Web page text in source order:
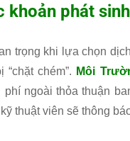
khoản phát sinh
trọng khi lựa chọn
chém”. Môi
ngoài thỏa thuận
thuật viên sẽ thông